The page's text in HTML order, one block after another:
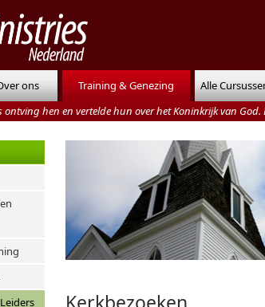
ons Training & Genezing Alle
ontving hen en vertelde hun over het Koninkrijk van